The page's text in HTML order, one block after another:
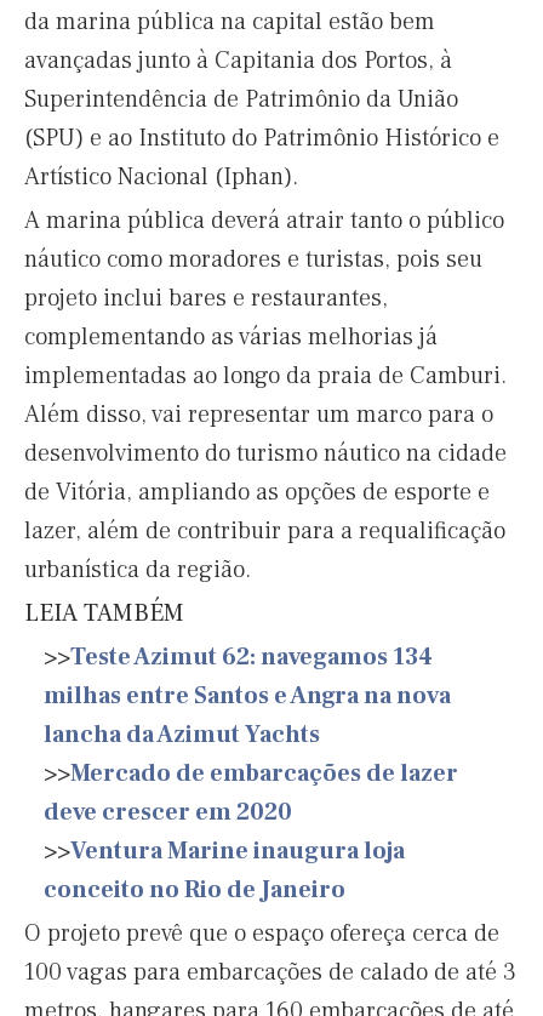
da marina pública na capital estão bem
avançadas junto à Capitania dos Portos, à
Superintendência de Patrimônio da União
(SPU) e ao Instituto do Patrimônio Histórico e
Artístico Nacional (Iphan).
A marina pública deverá atrair tanto o público
náutico como moradores e turistas, pois seu
projeto inclui bares e restaurantes,
complementando as várias melhorias já
implementadas ao longo da praia de Camburi.
Além disso, vai representar um marco para o
desenvolvimento do turismo náutico na cidade
de Vitória, ampliando as opções de esporte e
lazer, além de contribuir para a requalificação
urbanística da região.
LEIA TAMBÉM
>>Teste Azimut 62: navegamos 134
milhas entre Santos e Angra na nova
lancha da Azimut Yachts
>>Mercado de embarcações de lazer
deve crescer em 2020
>>Ventura Marine inaugura loja
conceito no Rio de Janeiro
O projeto prevê que o espaço ofereça cerca de
100 vagas para embarcações de calado de até 3